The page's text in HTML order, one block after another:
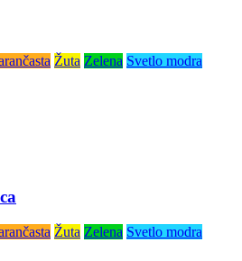
Žuta Zelena Svetlo modra
Žuta Zelena Svetlo modra